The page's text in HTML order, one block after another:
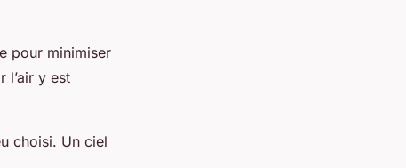
pour minimiser
l’air y est
choisi. Un ciel